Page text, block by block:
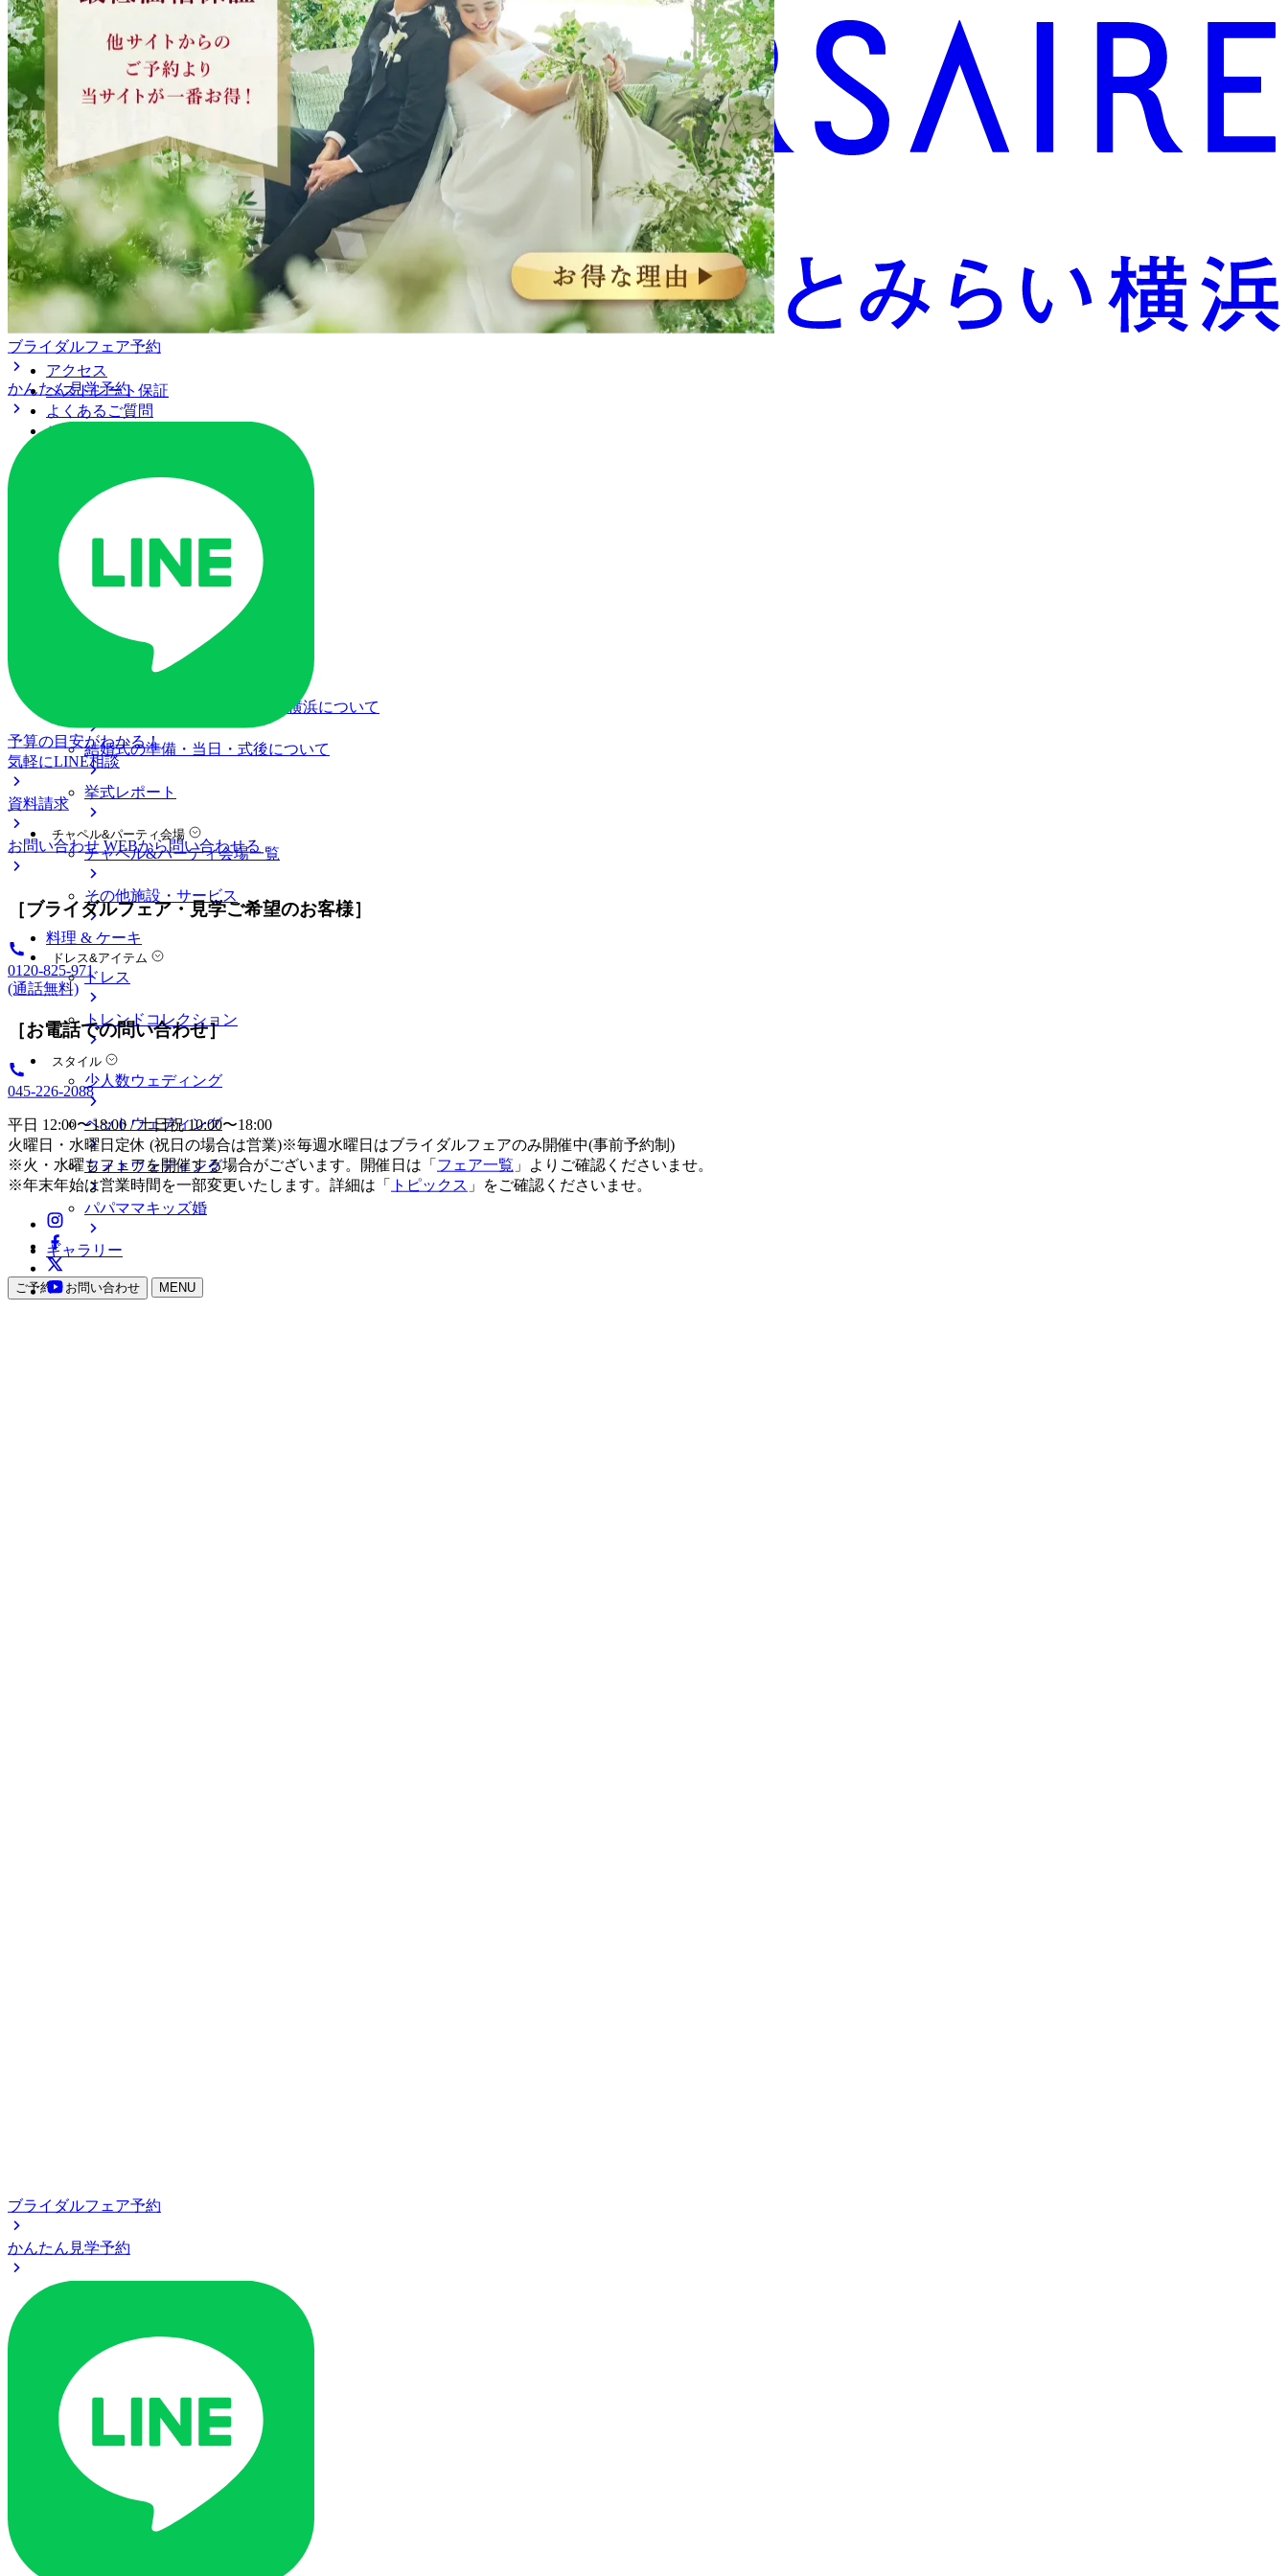
アクセス
ベストレート保証
よくあるご質問
ご列席の皆様へ
ご予約・お問い合わせ
ブライダルフェア
ブライダルフェア一覧
ブライダルフェアの基礎知識
アニヴェルセル みなとみらい横浜について
結婚式の準備・当日・式後について
挙式レポート
チャペル&パーティ会場
チャペル&パーティ会場一覧
その他施設・サービス
料理 & ケーキ
ドレス&アイテム
ドレス
トレンドコレクション
スタイル
少人数ウェディング
ペットウェディング
フォトウェディング
パパママキッズ婚
ギャラリー
ご予約・お問い合わせ MENU
ブライダルフェア予約
かんたん見学予約
予算の目安がわかる！
気軽にLINE相談
資料請求
お問い合わせ WEBから問い合わせる
［ブライダルフェア・見学ご希望のお客様］
0120-825-971
(通話無料)
［お電話での問い合わせ］
045-226-2088
平日 12:00〜18:00 / 土日祝 10:00〜18:00
火曜日・水曜日定休 (祝日の場合は営業)※毎週水曜日はブライダルフェアのみ開催中(事前予約制)
※火・水曜もフェアを開催する場合がございます。開催日は「フェア一覧 」よりご確認くださいませ。
※年末年始は営業時間を一部変更いたします。詳細は「 トピックス 」をご確認くださいませ。
ブライダルフェア予約
かんたん見学予約